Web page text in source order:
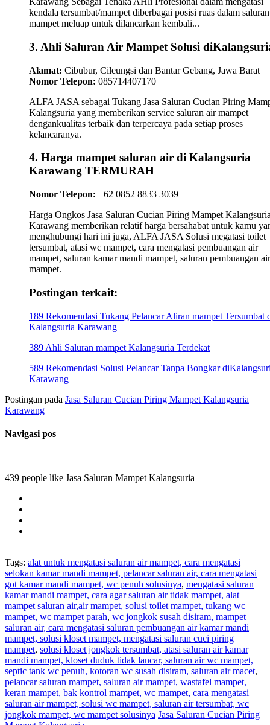
kendala tersumbat/mampet diberbagai posisi ruas dalam
mampet meluap untuk dilancarkan kembali...
3. Ahli Saluran Air Mampet Solusi
Alamat: Cibubur, Cileungsi dan Bantar Gebang, Jawa Barat
Nomor Telepon: 085714407170
ALFA JASA sebagai Tukang Jasa Saluran Cucian Piring
Kalangsuria yang memberikan service saluran air mampet
dengankualitas terbaik dan terpercaya pada setiap proses
kelancaranya.
4. Harga mampet saluran air di Kalangsuria
Karawang TERMURAH
Nomor Telepon: +62 0852 8833 3039
Harga Ongkos Jasa Saluran Cucian Piring Mampet
Karawang memberikan relatif harga bersahabat untuk kamu
menghubungi hari ini juga, ALFA JASA Solusi megatasi toilet
tersumbat, atasi wc mampet, cara mengatasi pembuangan air
mampet, saluran kamar mandi mampet, saluran pembuangan air
mampet.
Postingan terkait:
189 Rekomendasi Tukang Pelancar Aliran mampet Tersumbat
Kalangsuria Karawang
389 Ahli Saluran mampet Kalangsuria Terdekat
589 Rekomendasi Solusi Pelancar Tanpa Bongkar
Karawang
Postingan pada Jasa Saluran Cucian Piring Mampet Kalangsuria
Karawang
Navigasi pos
439 people like Jasa Saluran Mampet Kalangsuria
Tags: alat untuk mengatasi saluran air mampet, cara mengatasi
selokan kamar mandi mampet, pelancar saluran air, cara mengatasi
got kamar mandi mampet, wc penuh solusinya, mengatasi saluran
kamar mandi mampet, cara agar saluran air tidak mampet, alat
mampet saluran air,air mampet, solusi toilet mampet, tukang wc
mampet, wc mampet parah, wc jongkok susah disiram, mampet
saluran air, cara mengatasi saluran pembuangan air kamar mandi
mampet, solusi kloset mampet, mengatasi saluran cuci piring
mampet, solusi kloset jongkok tersumbat, atasi saluran air kamar
mandi mampet, kloset duduk tidak lancar, saluran air wc mampet,
septic tank wc penuh, kotoran wc susah disiram, saluran air macet,
pelancar saluran mampet, saluran air mampet, wastafel mampet,
keran mampet, bak kontrol mampet, wc mampet, cara mengatasi
saluran air mampet, solusi wc mampet, saluran air tersumbat, wc
jongkok mampet, wc mampet solusinya Jasa Saluran Cucian Piring